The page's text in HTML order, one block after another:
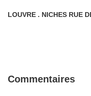
Commentaires